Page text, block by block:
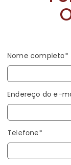
Nome completo*
Endereço do e-
Telefone*